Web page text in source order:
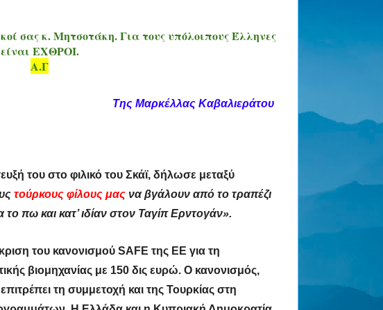
σας κ. Μητσοτάκη. Για τους υπόλοιπους Έλληνες
είναι ΕΧΘΡΟΙ.
Α.Γ
Της Μαρκέλλας Καβαλιεράτου
του στο φιλικό του Σκάϊ, δήλωσε μεταξύ
τούρκους φίλους μας να βγάλουν από το τραπέζι
το πω και κατ’ ιδίαν στον Ταγίπ Ερντογάν».
του κανονισμού SAFE της ΕΕ για τη
βιομηχανίας με 150 δις ευρώ. Ο κανονισμός,
τη συμμετοχή και της Τουρκίας στη